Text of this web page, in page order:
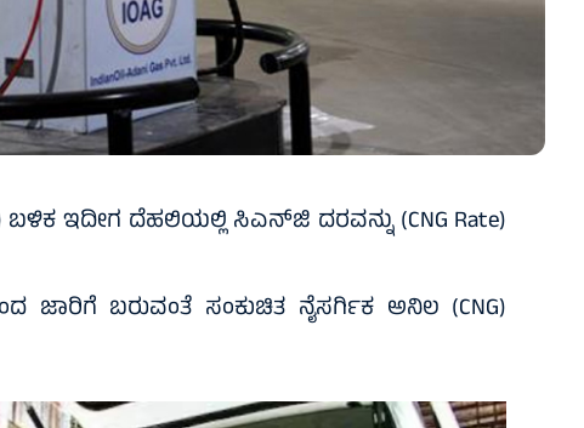
ಇದೀಗ ದೆಹಲಿಯಲ್ಲಿ ಸಿಎನ್‌ಜಿ ದರವನ್ನು (CNG Rate)
ಜಾರಿಗೆ ಬರುವಂತೆ ಸಂಕುಚಿತ ನೈಸರ್ಗಿಕ ಅನಿಲ (CNG)